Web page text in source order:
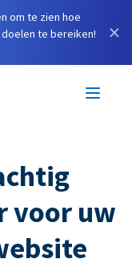
om te zien hoe
te bereiken!
×
voor uw